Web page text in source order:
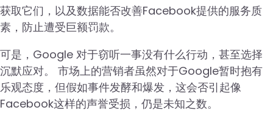
获取它们，以及数据能否改善Facebook提供的服务质
素，防止遭受巨额罚款。
可是，Google 对于窃听一事没有什么行动，甚至选择
沉默应对。 市场上的营销者虽然对于Google暂时抱有
乐观态度，但假如事件发酵和爆发，这会否引起像
Facebook这样的声誉受损，仍是未知之数。